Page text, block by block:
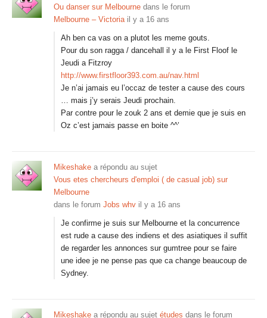
Ou danser sur Melbourne dans le forum
Melbourne – Victoria il y a 16 ans
Ah ben ca vas on a plutot les meme gouts.
Pour du son ragga / dancehall il y a le First Floof le
Jeudi a Fitzroy
http://www.firstfloor393.com.au/nav.html
Je n’ai jamais eu l’occaz de tester a cause des cours
… mais j’y serais Jeudi prochain.
Par contre pour le zouk 2 ans et demie que je suis en
Oz c’est jamais passe en boite ^^’
Mikeshake a répondu au sujet
Vous etes chercheurs d'emploi ( de casual job) sur
Melbourne
dans le forum Jobs whv il y a 16 ans
Je confirme je suis sur Melbourne et la concurrence
est rude a cause des indiens et des asiatiques il suffit
de regarder les annonces sur gumtree pour se faire
une idee je ne pense pas que ca change beaucoup de
Sydney.
Mikeshake a répondu au sujet études dans le forum